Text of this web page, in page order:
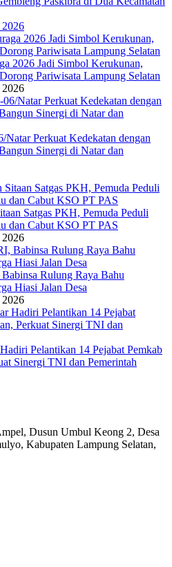
2026
2026 Jadi Simbol Kerukunan,
Pariwisata Lampung Selatan
2026
Perkuat Kedekatan dengan
Sinergi di Natar dan
Satgas PKH, Pemuda Peduli
dan Cabut KSO PT PAS
2026
Rulung Raya Bahu
Hiasi Jalan Desa
Pelantikan 14 Pejabat Pemkab
Sinergi TNI dan Pemerintah
Dusun Umbul Keong 2, Desa
Kabupaten Lampung Selatan,